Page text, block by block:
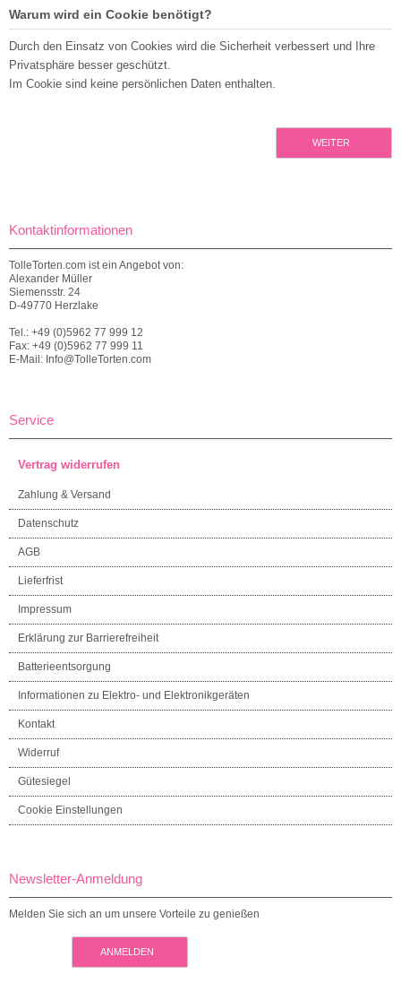
Warum wird ein Cookie benötigt?
Durch den Einsatz von Cookies wird die Sicherheit verbessert und Ihre
Privatsphäre besser geschützt.
Im Cookie sind keine persönlichen Daten enthalten.
WEITER
Kontaktinformationen
TolleTorten.com ist ein Angebot von:
Alexander Müller
Siemensstr. 24
D-49770 Herzlake
Tel.: +49 (0)5962 77 999 12
Fax: +49 (0)5962 77 999 11
E-Mail: Info@TolleTorten.com
Service
Vertrag widerrufen
Zahlung & Versand
Datenschutz
AGB
Lieferfrist
Impressum
Erklärung zur Barrierefreiheit
Batterieentsorgung
Informationen zu Elektro- und Elektronikgeräten
Kontakt
Widerruf
Gütesiegel
Cookie Einstellungen
Newsletter-Anmeldung
Melden Sie sich an um unsere Vorteile zu genießen
ANMELDEN